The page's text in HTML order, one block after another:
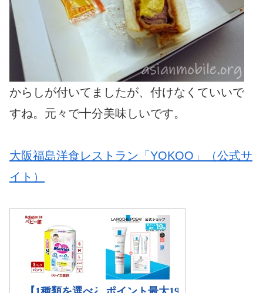
からしが付いてましたが、付けなくていいで
すね。元々で十分美味しいです。
大阪福島洋食レストラン「YOKOO」（公式サ
イト）